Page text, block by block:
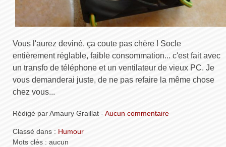
Vous l'aurez deviné, ça coute pas chère ! Socle
entièrement réglable, faible consommation... c'est fait avec
un transfo de téléphone et un ventilateur de vieux PC. Je
vous demanderai juste, de ne pas refaire la même chose
chez vous...
Rédigé par Amaury Graillat - Aucun commentaire
Classé dans : Humour
Mots clés : aucun